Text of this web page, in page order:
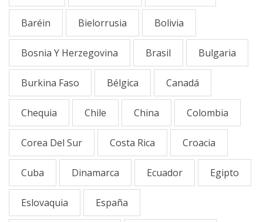
Baréin Bielorrusia Bolivia
Bosnia Y Herzegovina Brasil Bulgaria
Burkina Faso Bélgica Canadá
Chequia Chile China Colombia
Corea Del Sur Costa Rica Croacia
Cuba Dinamarca Ecuador Egipto
Eslovaquia España